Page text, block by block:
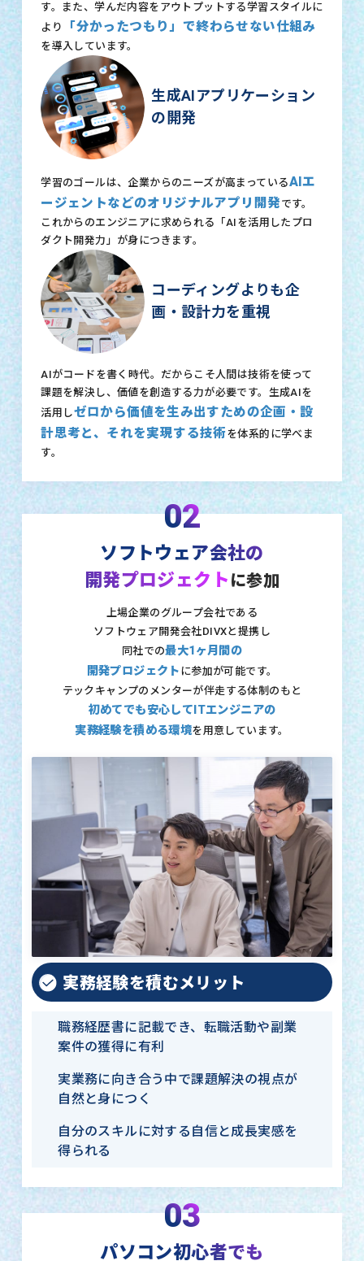
す。また、学んだ内容をアウトプットする学習スタイルに
より
「分かったつもり」で終わらせない仕組み
を導入しています。
生成AIアプリケーション
の開発
学習のゴールは、企業からのニーズが高まっているAIエ
ージェントなどのオリジナルアプリ開発です。
これからのエンジニアに求められる「AIを活用したプロ
ダクト開発力」が身につきます。
コーディングよりも企
画・設計力を重視
AIがコードを書く時代。だからこそ人間は技術を使って
課題を解決し、価値を創造する力が必要です。生成AIを
活用しゼロから価値を生み出すための企画・設
計思考と、それを実現する技術を体系的に学べま
す。
02
ソフトウェア会社の
開発プロジェクト に参加
上場企業のグループ会社である
ソフトウェア開発会社DIVXと提携し
同社での最大1ヶ月間の
開発プロジェクト に参加が可能です。
テックキャンプのメンターが伴走する体制のもと
初めてでも安心してITエンジニアの
実務経験を積める環境を用意しています。
実務経験を積むメリット
職務経歴書に記載でき、転職活動や副業
案件の獲得に有利
実業務に向き合う中で課題解決の視点が
自然と身につく
自分のスキルに対する自信と成長実感を
得られる
03
パソコン初心者でも